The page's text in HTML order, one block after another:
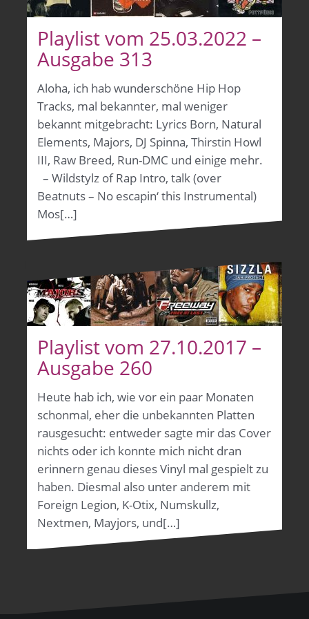
Playlist vom 25.03.2022 –
Ausgabe 313
Aloha, ich hab wunderschöne Hip Hop
Tracks, mal bekannter, mal weniger
bekannt mitgebracht: Lyrics Born, Natural
Elements, Majors, DJ Spinna, Thirstin Howl
III, Raw Breed, Run-DMC und einige mehr.
– Wildstylz of Rap Intro, talk (over
Beatnuts – No escapin‘ this Instrumental)
Mos[…]
Playlist vom 27.10.2017 –
Ausgabe 260
Heute hab ich, wie vor ein paar Monaten
schonmal, eher die unbekannten Platten
rausgesucht: entweder sagte mir das Cover
nichts oder ich konnte mich nicht dran
erinnern genau dieses Vinyl mal gespielt zu
haben. Diesmal also unter anderem mit
Foreign Legion, K-Otix, Numskullz,
Nextmen, Mayjors, und[…]